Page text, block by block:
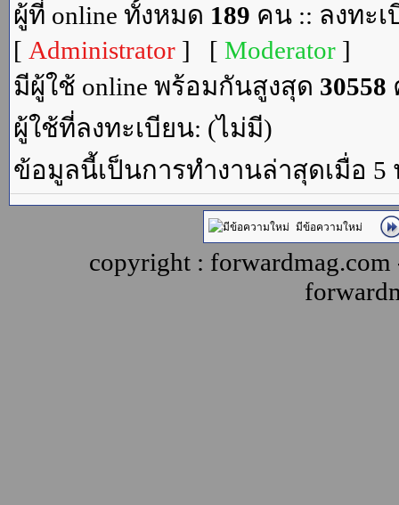
ผู้ที่ online ทั้งหมด 189 คน :: ลงทะ
[ Administrator ] [ Moderator ]
มีผู้ใช้ online พร้อมกันสูงสุด 30558
ผู้ใช้ที่ลงทะเบียน: (ไม่มี)
ข้อมูลนี้เป็นการทำงานล่าสุดเมื่อ 5
มีข้อความใหม่
copyright :